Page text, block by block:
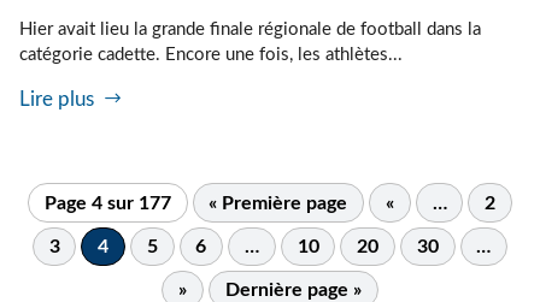
Hier avait lieu la grande finale régionale de football dans la
catégorie cadette. Encore une fois, les athlètes...
Lire plus
Page 4 sur 177 « Première page « … 2
3 4 5 6 … 10 20 30 …
» Dernière page »